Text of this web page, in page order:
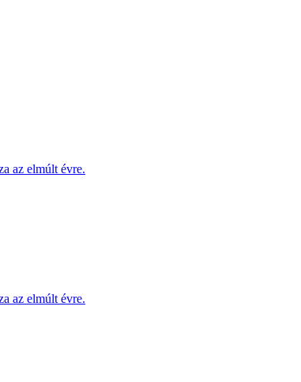
az elmúlt évre.
az elmúlt évre.